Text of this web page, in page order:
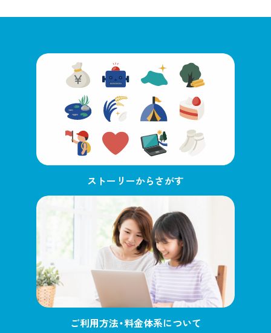
ストーリーからさがす
ご利用方法・料金体系について